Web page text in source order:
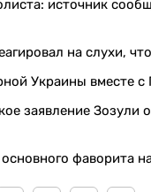
источник
на слухи,
Украины вместе
заявление
фаворита